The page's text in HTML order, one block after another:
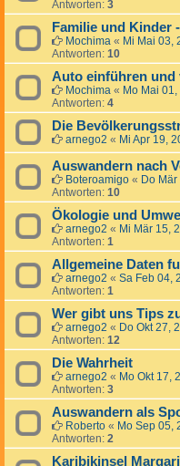
Antworten: 3
Familie und Kinder
Mochima « Mi Mai 03,
Antworten: 10
Auto einführen und
Mochima « Mo Mai
Antworten: 4
Die
arnego2 « Mi Apr 19,
Auswandern nach
Boteroamigo « Do
Antworten: 10
Ökologie und
arnego2 « Mi Mär 15,
Antworten: 1
Allgemeine Daten
arnego2 « Sa Feb 04,
Antworten: 1
Wer gibt uns Tips
arnego2 « Do Okt 27,
Antworten: 12
Die Wahrheit
arnego2 « Mo Okt 17,
Antworten: 3
Auswandern als
Roberto « Mo Sep 05,
Antworten: 2
Karibikinsel